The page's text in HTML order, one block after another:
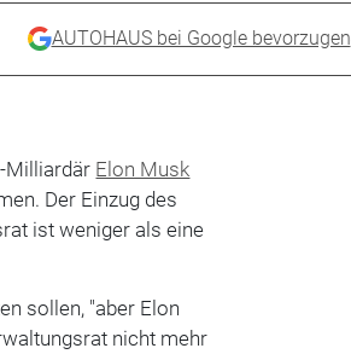
AUTOHAUS bei Google bevorzugen
Milliardär Elon Musk
Der Einzug des
ist weniger als eine
sollen, "aber Elon
nicht mehr